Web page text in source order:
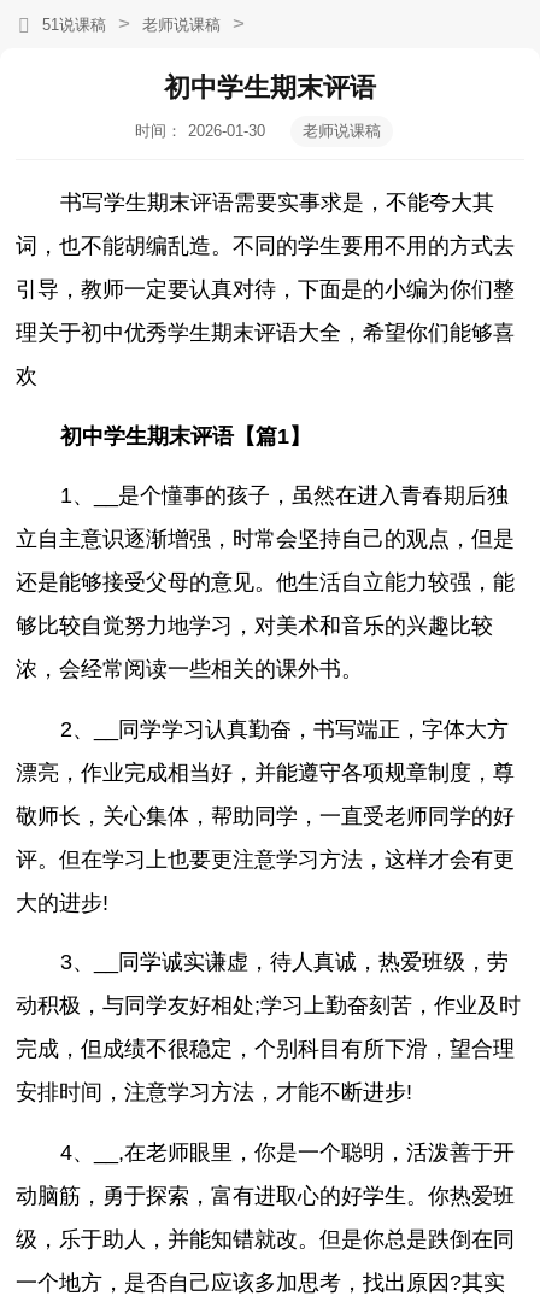
51说课稿 > 老师说课稿 >
初中学生期末评语
时间：
2026-01-30
老师说课稿
书写学生期末评语需要实事求是，不能夸大其
词，也不能胡编乱造。不同的学生要用不用的方式去
引导，教师一定要认真对待，下面是的小编为你们整
理关于初中优秀学生期末评语大全，希望你们能够喜
欢
初中学生期末评语【篇1】
1、__是个懂事的孩子，虽然在进入青春期后独
立自主意识逐渐增强，时常会坚持自己的观点，但是
还是能够接受父母的意见。他生活自立能力较强，能
够比较自觉努力地学习，对美术和音乐的兴趣比较
浓，会经常阅读一些相关的课外书。
2、__同学学习认真勤奋，书写端正，字体大方
漂亮，作业完成相当好，并能遵守各项规章制度，尊
敬师长，关心集体，帮助同学，一直受老师同学的好
评。但在学习上也要更注意学习方法，这样才会有更
大的进步!
3、__同学诚实谦虚，待人真诚，热爱班级，劳
动积极，与同学友好相处;学习上勤奋刻苦，作业及时
完成，但成绩不很稳定，个别科目有所下滑，望合理
安排时间，注意学习方法，才能不断进步!
4、__,在老师眼里，你是一个聪明，活泼善于开
动脑筋，勇于探索，富有进取心的好学生。你热爱班
级，乐于助人，并能知错就改。但是你总是跌倒在同
一个地方，是否自己应该多加思考，找出原因?其实